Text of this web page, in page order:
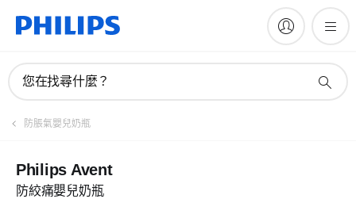
您在找尋什麼？
防脹氣嬰兒奶瓶
Philips Avent
防絞痛嬰兒奶瓶